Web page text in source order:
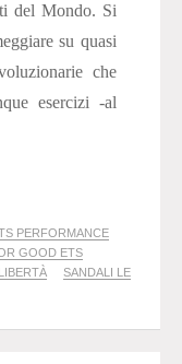
del Mondo. Si
su quasi
che
esercizi -al
PERFORMANCE
GOOD ETS
SANDALI LE